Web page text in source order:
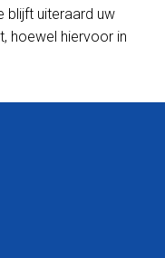
blijft uiteraard uw
hoewel hiervoor in